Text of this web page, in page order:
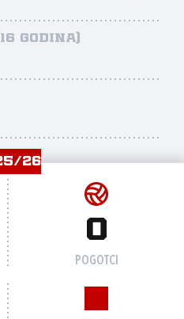
(16 godina)
26
0
POGOTCI